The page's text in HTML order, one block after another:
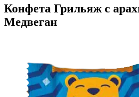
Конфета Грильяж с
Медвеган